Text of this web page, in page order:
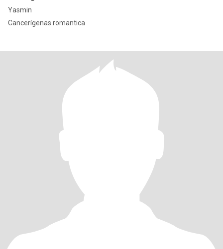
Yasmin
Cancerígenas romantica